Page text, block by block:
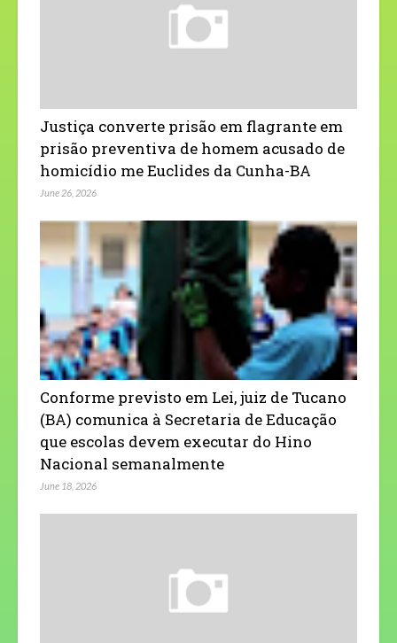
Justiça converte prisão em flagrante em
prisão preventiva de homem acusado de
homicídio me Euclides da Cunha-BA
June 26, 2026
Conforme previsto em Lei, juiz de Tucano
(BA) comunica à Secretaria de Educação
que escolas devem executar do Hino
Nacional semanalmente
June 18, 2026